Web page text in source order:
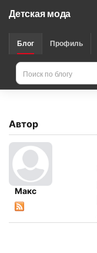
Детская мода
Блог Профиль
Автор
Макс